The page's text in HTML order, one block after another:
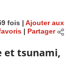
fois | Ajouter aux
| Partager
et tsunami,